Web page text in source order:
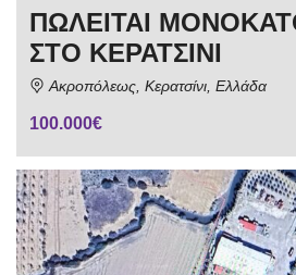
ΠΩΛΕΙΤΑΙ
ΣΤΟ ΚΕΡΑΤΣΙΝΙ
Ακροπόλεως, Κερατσίνι, Ελλάδα
100.000€